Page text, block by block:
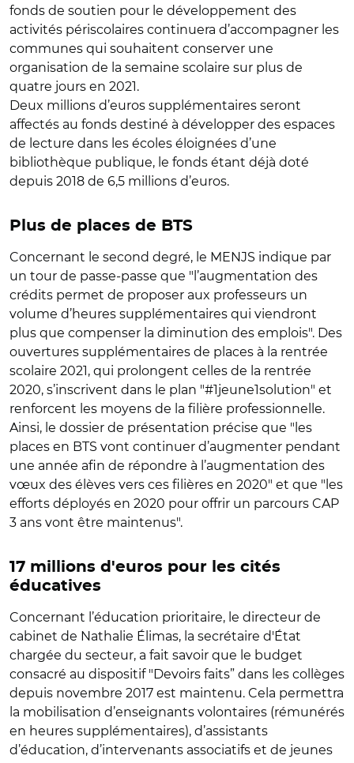
fonds de soutien pour le développement des
activités périscolaires continuera d’accompagner les
communes qui souhaitent conserver une
organisation de la semaine scolaire sur plus de
quatre jours en 2021.
Deux millions d’euros supplémentaires seront
affectés au fonds destiné à développer des espaces
de lecture dans les écoles éloignées d’une
bibliothèque publique, le fonds étant déjà doté
depuis 2018 de 6,5 millions d’euros.
Plus de places de BTS
Concernant le second degré, le MENJS indique par
un tour de passe-passe que "l’augmentation des
crédits permet de proposer aux professeurs un
volume d’heures supplémentaires qui viendront
plus que compenser la diminution des emplois". Des
ouvertures supplémentaires de places à la rentrée
scolaire 2021, qui prolongent celles de la rentrée
2020, s’inscrivent dans le plan "#1jeune1solution" et
renforcent les moyens de la filière professionnelle.
Ainsi, le dossier de présentation précise que "les
places en BTS vont continuer d’augmenter pendant
une année afin de répondre à l’augmentation des
vœux des élèves vers ces filières en 2020" et que "les
efforts déployés en 2020 pour offrir un parcours CAP
3 ans vont être maintenus".
17 millions d'euros pour les cités
éducatives
Concernant l’éducation prioritaire, le directeur de
cabinet de Nathalie Élimas, la secrétaire d'État
chargée du secteur, a fait savoir que le budget
consacré au dispositif "Devoirs faits” dans les collèges
depuis novembre 2017 est maintenu. Cela permettra
la mobilisation d’enseignants volontaires (rémunérés
en heures supplémentaires), d’assistants
d’éducation, d’intervenants associatifs et de jeunes